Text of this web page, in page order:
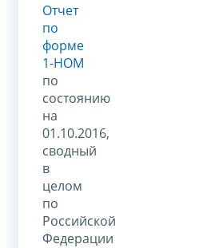
Отчет
по
форме
1-НОМ
по
состоянию
на
01.10.2016,
сводный
в
целом
по
Российской
Федерации